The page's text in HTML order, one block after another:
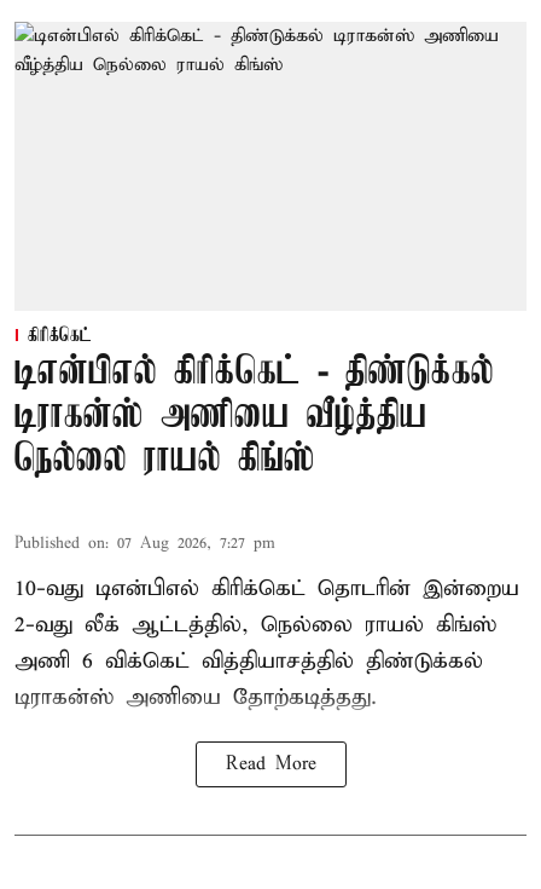
கிரிக்கெட்
டிஎன்பிஎல் கிரிக்கெட் - திண்டுக்கல்
டிராகன்ஸ் அணியை வீழ்த்திய
நெல்லை ராயல் கிங்ஸ்
Published on: 07 Aug 2026, 7:27 pm
10-வது டிஎன்பிஎல் கிரிக்கெட் தொடரின் இன்றைய
2-வது லீக் ஆட்டத்தில், நெல்லை ராயல் கிங்ஸ்
அணி 6 விக்கெட் வித்தியாசத்தில் திண்டுக்கல்
டிராகன்ஸ் அணியை தோற்கடித்தது.
Read More